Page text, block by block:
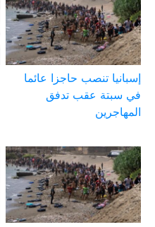
إسبانيا تنصب حاجزا عائما
في سبتة عقب تدفق
المهاجرين